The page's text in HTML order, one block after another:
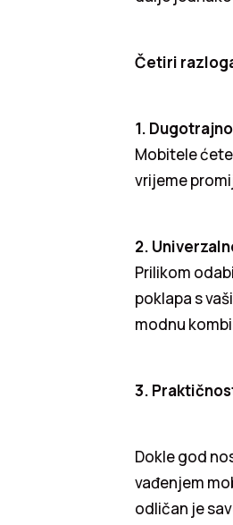
Četiri
1.
Mobitele
vrijeme
2.
Prilikom
poklapa s
modnu
3.
Dokle god
vađenjem
odličan je